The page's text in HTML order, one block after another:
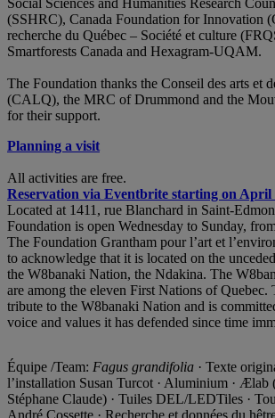
(SSHRC), Canada Foundation for Innovation
recherche du Québec – Société et culture
Smartforests Canada and Hexagram-UQAM.
The Foundation thanks the Conseil des arts et
(CALQ), the MRC of Drummond and the
for their support.
Planning a visit
All activities are free.
Reservation via Eventbrite starting on April
Located at 1411, rue Blanchard in Saint-
Foundation is open Wednesday to Sunday,
The Foundation Grantham pour l’art et
to acknowledge that it is located on the
the W8banaki Nation, the Ndakina. The
are among the eleven First Nations of Quebec.
tribute to the W8banaki Nation and is
voice and values it has defended since time
Équipe /Team: Fagus grandifolia · Texte
l’installation Susan Turcot · Aluminium · Ælab
Stéphane Claude) · Tuiles DEL/LEDTiles ·
André Cossette · Recherche et données du